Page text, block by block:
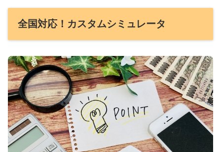
全国対応！カスタムシミュレータ